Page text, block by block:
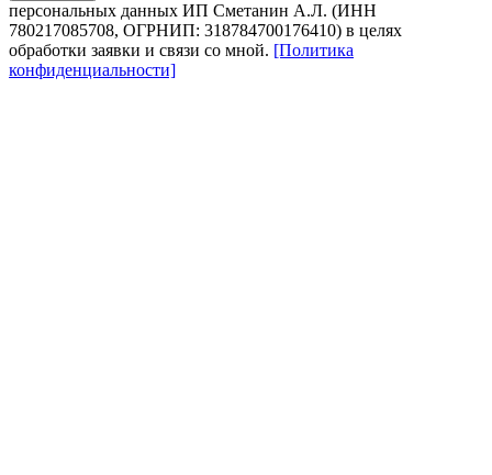
персональных данных ИП Сметанин А.Л. (ИНН
780217085708, ОГРНИП: 318784700176410) в целях
обработки заявки и связи со мной. [Политика
конфиденциальности]